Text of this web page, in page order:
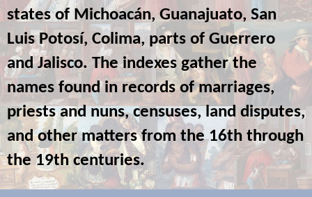
states of Michoacán, Guanajuato, San
Luis Potosí, Colima, parts of Guerrero
and Jalisco. The indexes gather the
names found in records of marriages,
priests and nuns, censuses, land disputes,
and other matters from the 16th through
the 19th centuries.